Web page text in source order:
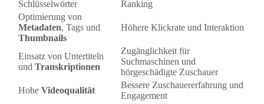
Schlüsselwörter
Ranking
Optimierung von
Metadaten, Tags und
Thumbnails
Höhere Klickrate und Interaktion
Einsatz von Untertiteln
und Transkriptionen
Zugänglichkeit für
Suchmaschinen und
hörgeschädigte Zuschauer
Hohe Videoqualität
Bessere Zuschauererfahrung und
Engagement